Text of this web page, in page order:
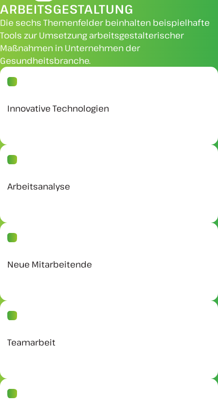
ARBEITSGESTALTUNG
Die sechs Themenfelder beinhalten beispielhafte
Tools zur Umsetzung arbeitsgestalterischer
Maßnahmen in Unternehmen der
Gesundheitsbranche.
Innovative Technologien
Arbeitsanalyse
Neue Mitarbeitende
Teamarbeit